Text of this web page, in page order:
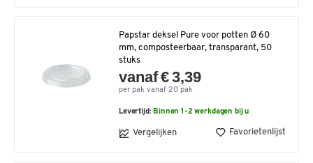
Papstar deksel Pure voor potten Ø 60
mm, composteerbaar, transparant, 50
stuks
vanaf € 3,39
per pak vanaf 20 pak
Levertijd: Binnen 1-2 werkdagen bij u
Vergelijken Favorietenlijst